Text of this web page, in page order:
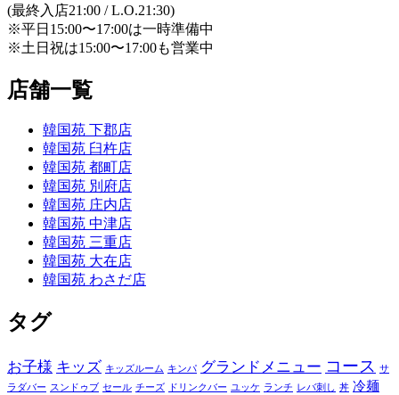
(最終入店21:00 / L.O.21:30)
※平日15:00〜17:00は一時準備中
※土日祝は15:00〜17:00も営業中
店舗一覧
韓国苑 下郡店
韓国苑 臼杵店
韓国苑 都町店
韓国苑 別府店
韓国苑 庄内店
韓国苑 中津店
韓国苑 三重店
韓国苑 大在店
韓国苑 わさだ店
タグ
お子様 キッズ キッズルーム キンパ グランドメニュー コース サ
ラダバー スンドゥブ セール チーズ ドリンクバー ユッケ ランチ レバ刺し 丼 冷麺